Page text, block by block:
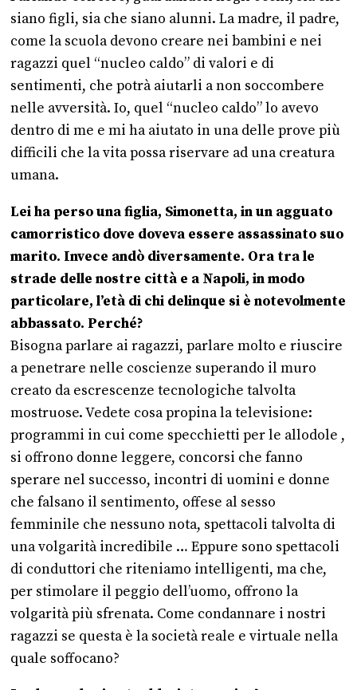
siano figli, sia che siano alunni. La madre, il padre,
come la scuola devono creare nei bambini e nei
ragazzi quel “nucleo caldo” di valori e di
sentimenti, che potrà aiutarli a non soccombere
nelle avversità. Io, quel “nucleo caldo” lo avevo
dentro di me e mi ha aiutato in una delle prove più
difficili che la vita possa riservare ad una creatura
umana.
Lei ha perso una figlia, Simonetta, in un agguato
camorristico dove doveva essere assassinato suo
marito. Invece andò diversamente. Ora tra le
strade delle nostre città e a Napoli, in modo
particolare, l’età di chi delinque si è notevolmente
abbassato. Perché?
Bisogna parlare ai ragazzi, parlare molto e riuscire
a penetrare nelle coscienze superando il muro
creato da escrescenze tecnologiche talvolta
mostruose. Vedete cosa propina la televisione:
programmi in cui come specchietti per le allodole ,
si offrono donne leggere, concorsi che fanno
sperare nel successo, incontri di uomini e donne
che falsano il sentimento, offese al sesso
femminile che nessuno nota, spettacoli talvolta di
una volgarità incredibile … Eppure sono spettacoli
di conduttori che riteniamo intelligenti, ma che,
per stimolare il peggio dell’uomo, offrono la
volgarità più sfrenata. Come condannare i nostri
ragazzi se questa è la società reale e virtuale nella
quale soffocano?